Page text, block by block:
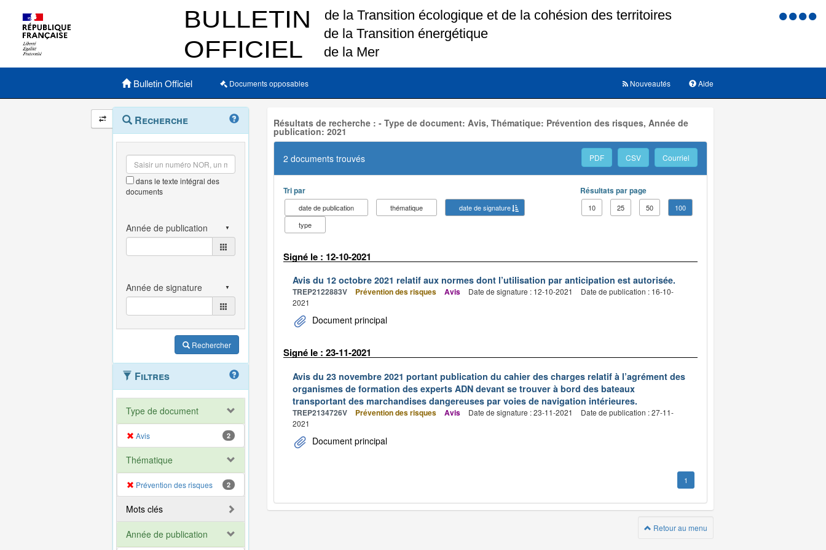
Menu
Menu principal
Bulletin Officiel Documents opposables Aide
Nouveautés
Navigation
et
outils
annexes
Menu
contextuel
Recherche
dans le texte intégral des
documents
Rechercher
Filtres
Type de document
Avis 2
Thématique
Prévention des risques 2
Mots clés
Année de publication
Résultats de recherche : - Type de document: Avis, Thématique: Prévention des risques, Année de
publication: 2021
2 documents trouvés PDF CSV Courriel
Tri par
date de publication thématique
date de signature
type
Résultats par page
10 25 50 100
Signé le : 12-10-2021
Avis du 12 octobre 2021 relatif aux normes dont l’utilisation par anticipation est autorisée.
TREP2122883V Prévention des risques Avis Date de signature : 12-10-2021
Date de publication : 16-10-
2021
Document principal
Signé le : 23-11-2021
Avis du 23 novembre 2021 portant publication du cahier des charges relatif à l’agrément des
organismes de formation des experts ADN devant se trouver à bord des bateaux
transportant des marchandises dangereuses par voies de navigation intérieures.
TREP2134726V Prévention des risques Avis Date de signature : 23-11-2021
Date de publication : 27-11-
2021
Document principal
1
Retour au menu